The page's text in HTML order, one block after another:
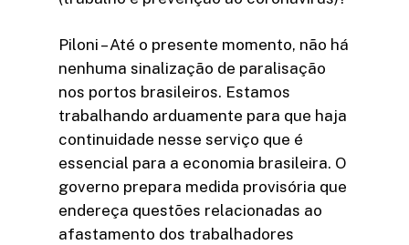
Piloni – Até o presente momento, não há
nenhuma sinalização de paralisação
nos portos brasileiros. Estamos
trabalhando arduamente para que haja
continuidade nesse serviço que é
essencial para a economia brasileira. O
governo prepara medida provisória que
endereça questões relacionadas ao
afastamento dos trabalhadores